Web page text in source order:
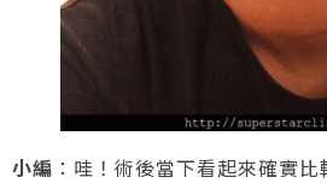
小編 ：哇！術後當下看起來確實比